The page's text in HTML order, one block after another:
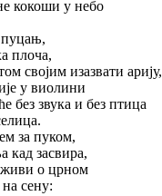
кокоши у небо
плоча,
својим изазвати арију,
у виолини
без звука и без птица
за пуком,
кад засвира,
о црном
сену: